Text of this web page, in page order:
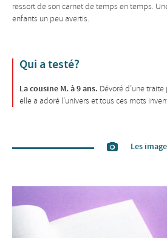
ressort de son carnet de temps en temps.
enfants un peu avertis.
Qui a testé?
La cousine M. à 9 ans. Dévoré d’une
elle a adoré l’univers et tous ces mots
Les